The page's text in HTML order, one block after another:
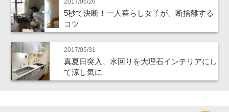
5秒で決断！一人暮らし女子が、断捨離する
コツ
2017/05/31
真夏日突入、水回りを大理石インテリアにし
て涼し気に